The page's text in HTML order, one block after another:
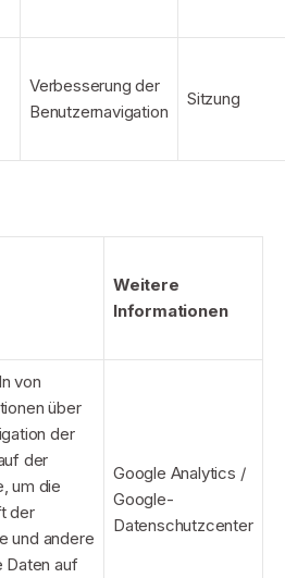
Verbesserung der
Benutzernavigation
Sitzung
Weitere
Informationen
von
über
der
der
um die
der
und andere
Daten auf
Google Analytics /
Google-
Datenschutzcenter